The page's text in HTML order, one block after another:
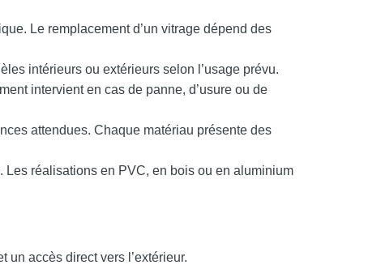
Le remplacement d’un vitrage dépend des
intérieurs ou extérieurs selon l’usage prévu.
intervient en cas de panne, d’usure ou de
attendues. Chaque matériau présente des
Les réalisations en PVC, en bois ou en aluminium
un accès direct vers l’extérieur.